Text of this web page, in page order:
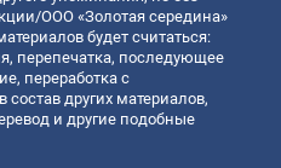
ООО «Золотая середина»
будет считаться:
перепечатка, последующее
переработка с
других материалов,
и другие подобные